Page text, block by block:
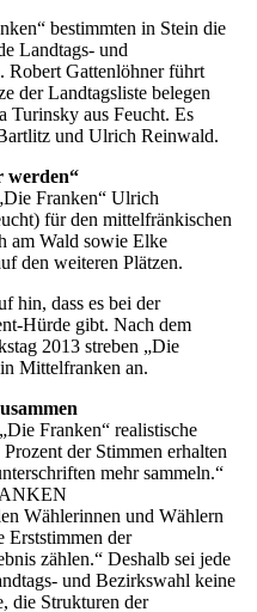
bestimmten in Stein die
Landtags- und
Gattenlöhner führt
der Landtagsliste belegen
Turinsky aus Feucht. Es
und Ulrich Reinwald.
werden“
Franken“ Ulrich
für den mittelfränkischen
am Wald sowie Elke
den weiteren Plätzen.
hin, dass es bei der
Hürde gibt. Nach dem
2013 streben „Die
Mittelfranken an.
Franken“ realistische
der Stimmen erhalten
mehr sammeln.“
Wählerinnen und Wählern
Erststimmen der
zählen.“ Deshalb sei jede
und Bezirkswahl keine
die Strukturen der